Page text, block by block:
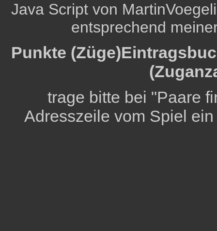
Java Script von
entsprechend
Punkte
trage bitte bei "Paare
Adresszeile vom Spiel